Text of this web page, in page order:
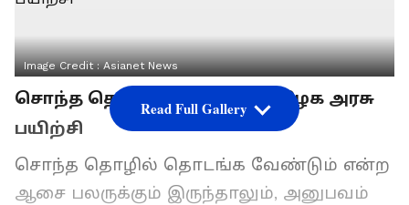
Image Credit :Asianet News
சொந்த தொழில் தொடங்க தமிழக அரசு
பயிற்சி
சொந்த தொழில் தொடங்க வேண்டும் என்ற
ஆசை பலருக்கும் இருந்தாலும், அனுபவம்
Read Full Gallery